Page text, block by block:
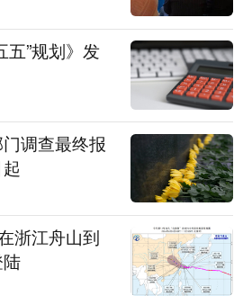
五”规划》发
调查最终报
浙江舟山到